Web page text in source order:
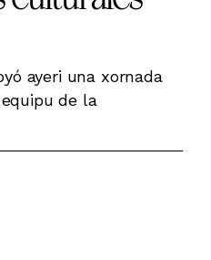
ayeri una xornada
de la